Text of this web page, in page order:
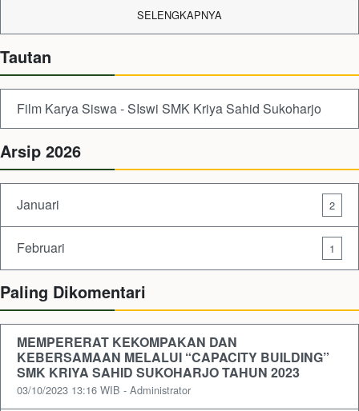
SELENGKAPNYA
Tautan
Film Karya Siswa - SIswi SMK Kriya Sahid Sukoharjo
Arsip 2026
Januari 2
Februari 1
Paling Dikomentari
MEMPERERAT KEKOMPAKAN DAN
KEBERSAMAAN MELALUI “CAPACITY BUILDING”
SMK KRIYA SAHID SUKOHARJO TAHUN 2023
03/10/2023 13:16 WIB - Administrator